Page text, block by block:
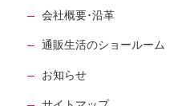
会社概要･沿革
通販生活のショールーム
お知らせ